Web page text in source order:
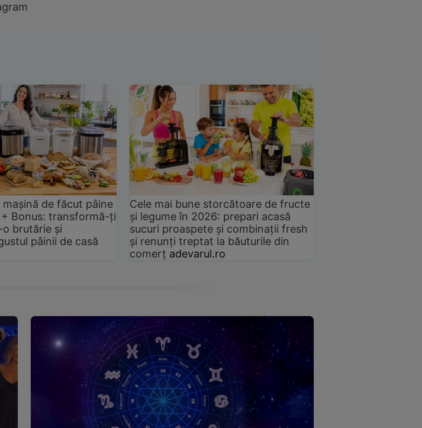
mașină de făcut pâine
Bonus: transformă-ți
brutărie și
pâinii de casă
Cele mai bune storcătoare de fructe
și legume în 2026: prepari acasă
sucuri proaspete și combinații fresh
și renunți treptat la băuturile din
comerț adevarul.ro